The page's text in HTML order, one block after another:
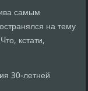
самым
на тему
кстати,
30-летней